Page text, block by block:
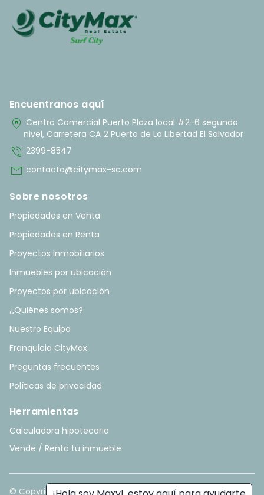
Encuentranos aquí
home_pin Centro Comercial Puerto Plaza local #2-6 segundo
nivel, Carretera CA‑2 Puerto de La Libertad El Salvador
phone_in_talk 2399-8547
mail contacto@citymax-sc.com
Sobre nosotros
Propiedades en Venta
Propiedades en Renta
Proyectos Inmobiliarios
Inmuebles por ubicación
Proyectos por ubicación
¿Quiénes somos?
Nuestro Equipo
Franquicia CityMax
Preguntas frecuentes
Políticas de privacidad
Herramientas
Calculadora hipotecaria
Vende / Renta tu inmueble
© Copyright2026. All rights reserved. - Hecho con ❤️ por